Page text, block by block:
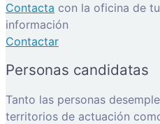
Contacta con la oficina de
información
Contactar
Personas candidatas
Tanto las personas
territorios de actuación